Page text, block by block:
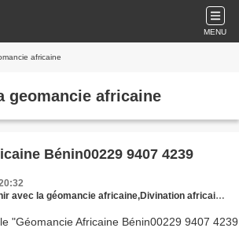
MENU
africaine
geomancie africaine
Bénin00229 9407 4239
la géomancie africaine,Divination africaine Bénin